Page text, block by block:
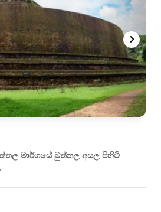
මාර්ගයේ බුත්තල අසල පිහිටි